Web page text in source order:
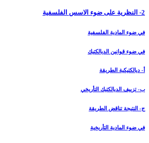
2- النظرية على ضوء الاسس الفلسفية
في ضوء المادية الفلسفية
في ضوء قوانين الديالكتيك
أ- ديالكتيكية الطريقة
ب- تزييف الديالكتيك التأريخي
ج- النتيجة تناقض الطريقة
في ضوء المادية التأريخية